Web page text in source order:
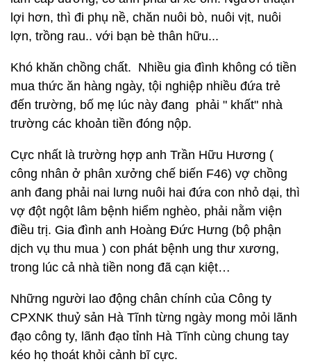
lợi hơn, thì đi phụ nề, chăn nuôi bò, nuôi vịt, nuôi
lợn, trồng rau.. với bạn bè thân hữu...
Khó khăn chồng chất. Nhiều gia đình không có tiền
mua thức ăn hàng ngày, tội nghiệp nhiều đứa trẻ
đến trường, bố mẹ lúc này đang phải " khất" nhà
trường các khoản tiền đóng nộp.
Cực nhất là trường hợp anh Trần Hữu Hương (
công nhân ở phân xưởng chế biến F46) vợ chồng
anh đang phải nai lưng nuôi hai đứa con nhỏ dại, thì
vợ đột ngột lâm bệnh hiểm nghèo, phải nằm viện
điều trị. Gia đình anh Hoàng Đức Hưng (bộ phận
dịch vụ thu mua ) con phát bệnh ung thư xương,
trong lúc cả nhà tiền nong đã cạn kiệt…
Những người lao động chân chính của Công ty
CPXNK thuỷ sản Hà Tĩnh từng ngày mong mỏi lãnh
đạo công ty, lãnh đạo tỉnh Hà Tĩnh cùng chung tay
kéo họ thoát khỏi cảnh bĩ cực.